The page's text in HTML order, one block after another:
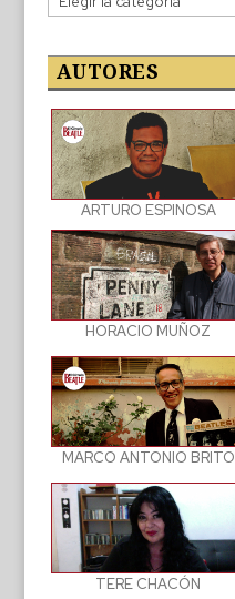
de
publicaciones
AUTORES
ARTURO ESPINOSA
HORACIO MUÑOZ
MARCO ANTONIO BRITO
TERE CHACÓN